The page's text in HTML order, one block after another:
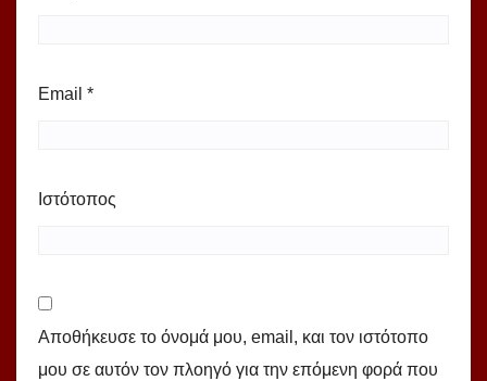
Email *
Ιστότοπος
Αποθήκευσε το όνομά μου, email, και τον ιστότοπο
μου σε αυτόν τον πλοηγό για την επόμενη φορά που